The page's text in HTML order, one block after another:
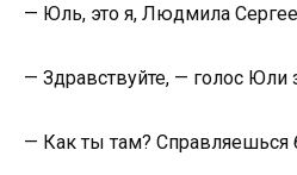
— Юль, это я, Людмила
— Здравствуйте, — голос Юли
— Как ты там? Справляешься